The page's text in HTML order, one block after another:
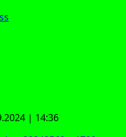
| 14:36